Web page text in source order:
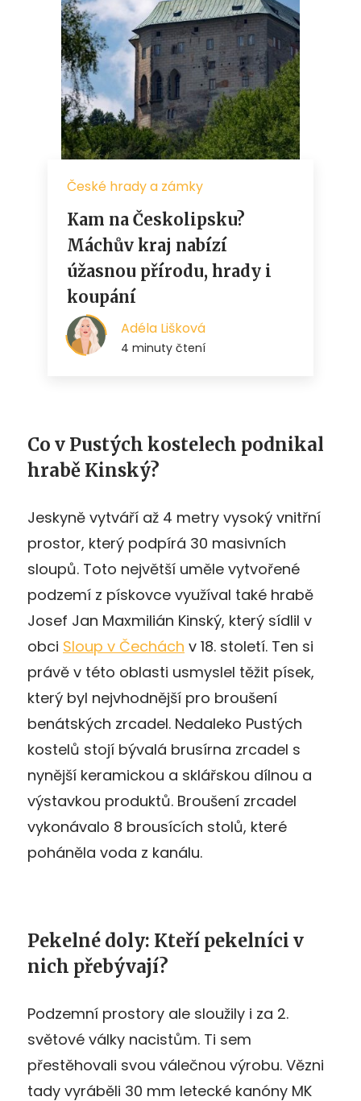
Co v Pustých kostelech podnikal
hrabě Kinský?
Jeskyně vytváří až 4 metry vysoký vnitřní
prostor, který podpírá 30 masivních
sloupů. Toto největší uměle vytvořené
podzemí z pískovce využíval také hrabě
Josef Jan Maxmilián Kinský, který sídlil v
obci Sloup v Čechách v 18. století. Ten si
právě v této oblasti usmyslel těžit písek,
který byl nejvhodnější pro broušení
benátských zrcadel. Nedaleko Pustých
kostelů stojí bývalá brusírna zrcadel s
nynější keramickou a sklářskou dílnou a
výstavkou produktů. Broušení zrcadel
vykonávalo 8 brousících stolů, které
poháněla voda z kanálu.
Pekelné doly: Kteří pekelníci v
nich přebývají?
Podzemní prostory ale sloužily i za 2.
světové války nacistům. Ti sem
přestěhovali svou válečnou výrobu. Vězni
tady vyráběli 30 mm letecké kanóny MK